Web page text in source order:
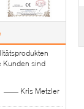
Kunden sind
—— Kris Metzler